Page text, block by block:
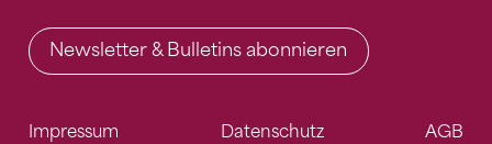
Newsletter & Bulletins abonnieren
Impressum Datenschutz AGB